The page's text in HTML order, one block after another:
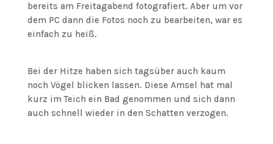
bereits am Freitagabend fotografiert. Aber um vor
dem PC dann die Fotos noch zu bearbeiten, war es
einfach zu heiß.
Bei der Hitze haben sich tagsüber auch kaum
noch Vögel blicken lassen. Diese Amsel hat mal
kurz im Teich ein Bad genommen und sich dann
auch schnell wieder in den Schatten verzogen.